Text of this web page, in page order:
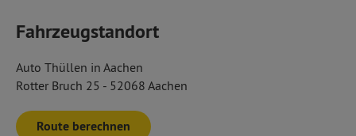
Fahrzeugstandort
Auto Thüllen in Aachen
Rotter Bruch 25 - 52068 Aachen
Route berechnen